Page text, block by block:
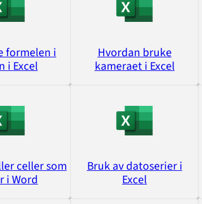
formelen i
i Excel
Hvordan bruke
kameraet i Excel
celler som
i Word
Bruk av datoserier i
Excel